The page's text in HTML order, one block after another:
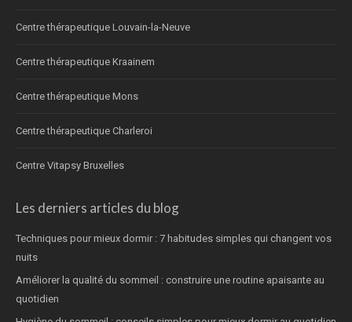
Centre thérapeutique Louvain-la-Neuve
Centre thérapeutique Kraainem
Centre thérapeutique Mons
Centre thérapeutique Charleroi
Centre Vitapsy Bruxelles
Les derniers articles du blog
Techniques pour mieux dormir : 7 habitudes simples qui changent vos
nuits
Améliorer la qualité du sommeil : construire une routine apaisante au
quotidien